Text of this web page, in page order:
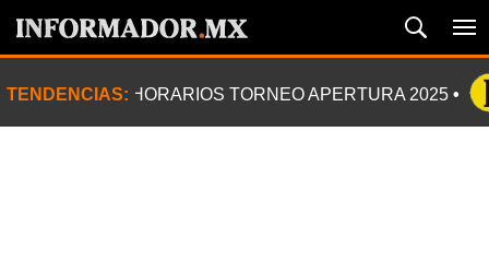
TENDENCIAS: HORARIOS TORNEO APERTURA 2025